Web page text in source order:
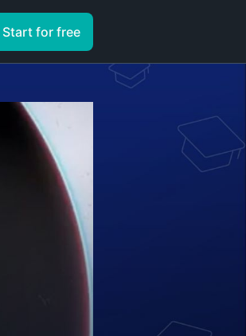
Start for free